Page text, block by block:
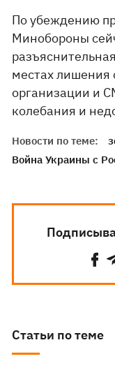
По убеждению
Минобороны
местах лишения
организации и
колебания и
Новости по теме:
Война Украины с
Статьи по теме